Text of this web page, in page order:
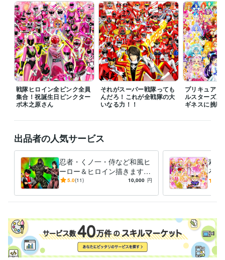
受賞歴
ネットでイラスト＆コミック公開
プログラミング言語・フレームワーク
COBOL:1年
ビジネス・クリエイティブツール
Adobe Photoshop:20年Filmora:5年Excel:10年PowerPoint:5年
Word:5年
その他ツール
イラスト作成・漫画制作 イラスト　ロゴ　デザイン　動画　小説
ラスト　ロゴ　デザイン　動画　小説
アニメ コミック 特撮 ゲーム
戦隊ヒロイン全ピンク全員
集合！祝誕生日ピンクター
ボ木之原さん
それがスーパー戦隊っても
んだろ！これが全戦隊の大
いなる力！！
プリキュア１
ルスターズ
ギネスに挑戦
出品者の人気サービス
忍者・くノ一・侍など和風ヒ
ーロー＆ヒロイン描きます
いかなるご指示でもイラスト
5.0(11) 10,000 円
素敵
ろな
ご希